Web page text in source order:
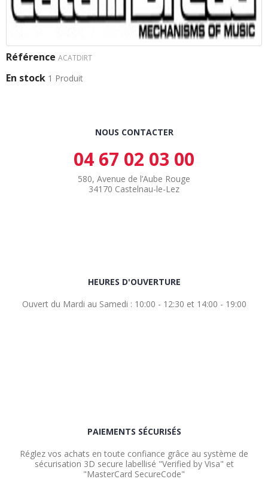
Référence ACATDIRT
En stock 1 Produit
NOUS CONTACTER
04 67 02 03 00
580, Avenue de l’Aube Rouge
34170 Castelnau-le-Lez
HEURES D'OUVERTURE
Ouvert du Mardi au Samedi : 10:00 - 12:30 et 14:00 - 19:00
PAIEMENTS SÉCURISÉS
Réglez vos achats en toute confiance grâce au système de
sécurisation 3D secure labellisé "Verified by Visa" et
"MasterCard SecureCode"